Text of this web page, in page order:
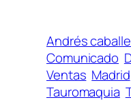
Andrés
Comunicado
Ventas Madrid
Tauromaquia